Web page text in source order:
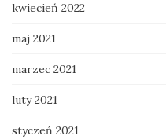
kwiecień 2022
maj 2021
marzec 2021
luty 2021
styczeń 2021